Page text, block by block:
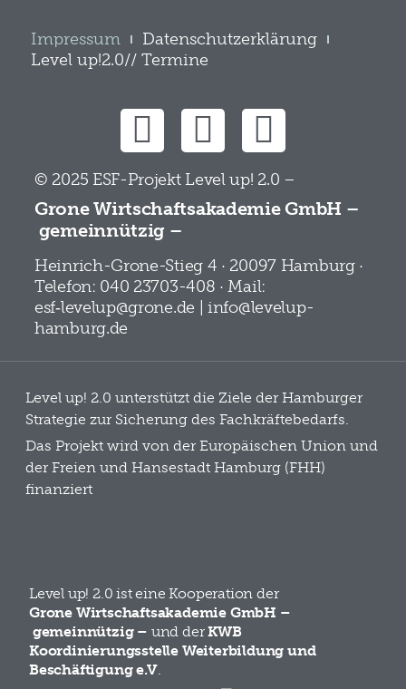
Impressum
Datenschutzerklärung
Level up!2.0// Termine
© 2025 ESF-Projekt Level up! 2.0 –
Grone Wirtschaftsakademie GmbH –
gemeinnützig –
Heinrich-Grone-Stieg 4 · 20097 Hamburg ·
Telefon: 040 23703-408 · Mail:
esf‑levelup@grone.de | info@levelup-
hamburg.de
Level up! 2.0 unterstützt die Ziele der Hamburger
Strategie zur Sicherung des Fachkräftebedarfs.
Das Projekt wird von der Europäischen Union und
der Freien und Hansestadt Hamburg (FHH)
finanziert
Level up! 2.0 ist eine Kooperation der
Grone Wirtschaftsakademie GmbH –
gemeinnützig – und derKWB
Koordinierungsstelle Weiterbildung und
Beschäftigung e.V.